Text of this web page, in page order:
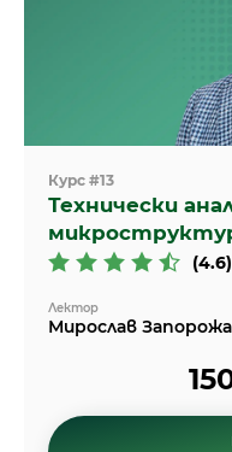
Курс #13
Технически
(4.6)
Лектор
Мирослав